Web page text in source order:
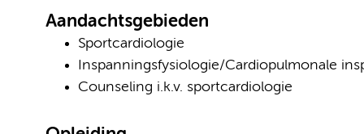
Aandachtsgebieden
Sportcardiologie
Inspanningsfysiologie/Cardiopulmonale
Counseling i.k.v. sportcardiologie